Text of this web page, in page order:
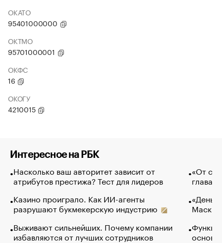
ОКАТО
95401000000
ОКТМО
95701000001
ОКФС
16
ОКОГУ
4210015
Интересное на РБК
Насколько ваш авторитет зависит от
атрибутов престижа? Тест для лидеров
Казино проиграло. Как ИИ-агенты
разрушают букмекерскую индустрию
Выживают сильнейших. Почему компании
избавляются от лучших сотрудников
«От
глава
Маск в
основ